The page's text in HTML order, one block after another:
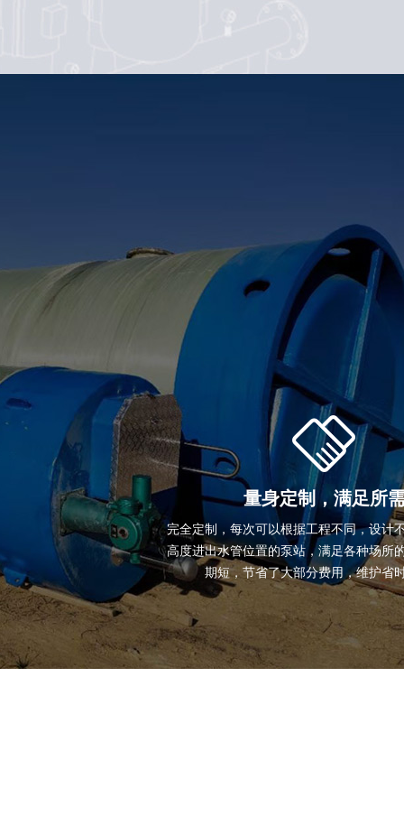
量身定制，满足所
完全定制，每次可以根据工程不同，设计
高度进出水管位置的泵站，满足各种场所
期短，节省了大部分费用，维护省